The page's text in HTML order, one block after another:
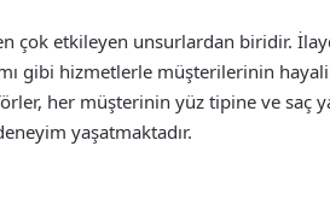
çok etkileyen unsurlardan biridir.
gibi hizmetlerle müşterilerinin
her müşterinin yüz tipine ve saç
yaşatmaktadır.